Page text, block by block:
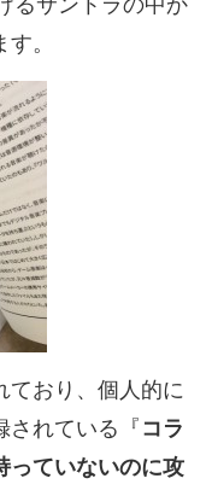
るサントラの中か
。
ており、個人的に
されている『 コラ
っていないのに攻